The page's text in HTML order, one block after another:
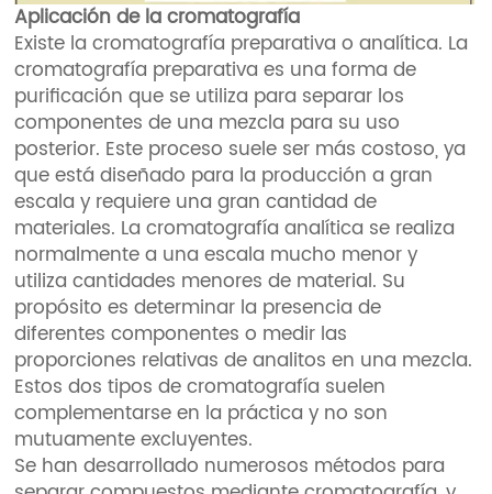
Aplicación de la cromatografía
Existe la cromatografía preparativa o analítica. La
cromatografía preparativa es una forma de
purificación que se utiliza para separar los
componentes de una mezcla para su uso
posterior. Este proceso suele ser más costoso, ya
que está diseñado para la producción a gran
escala y requiere una gran cantidad de
materiales. La cromatografía analítica se realiza
normalmente a una escala mucho menor y
utiliza cantidades menores de material. Su
propósito es determinar la presencia de
diferentes componentes o medir las
proporciones relativas de analitos en una mezcla.
Estos dos tipos de cromatografía suelen
complementarse en la práctica y no son
mutuamente excluyentes.
Se han desarrollado numerosos métodos para